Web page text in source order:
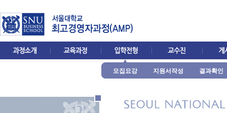
모집요강 지원서작성 결과확인